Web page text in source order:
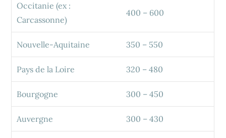
Occitanie (ex :
Carcassonne)
400 – 600
Nouvelle-Aquitaine 350 – 550
Pays de la Loire 320 – 480
Bourgogne 300 – 450
Auvergne 300 – 430